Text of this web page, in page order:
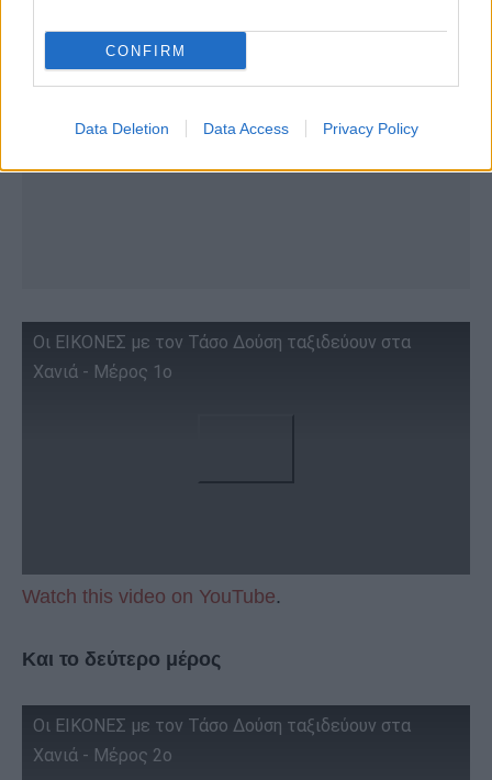
CONFIRM
Data Deletion Data Access Privacy Policy
Οι ΕΙΚΟΝΕΣ με τον Τάσο Δούση ταξιδεύουν στα
Χανιά - Μέρος 1ο
Watch this video on YouTube.
Και το δεύτερο μέρος
Οι ΕΙΚΟΝΕΣ με τον Τάσο Δούση ταξιδεύουν στα
Χανιά - Μέρος 2ο